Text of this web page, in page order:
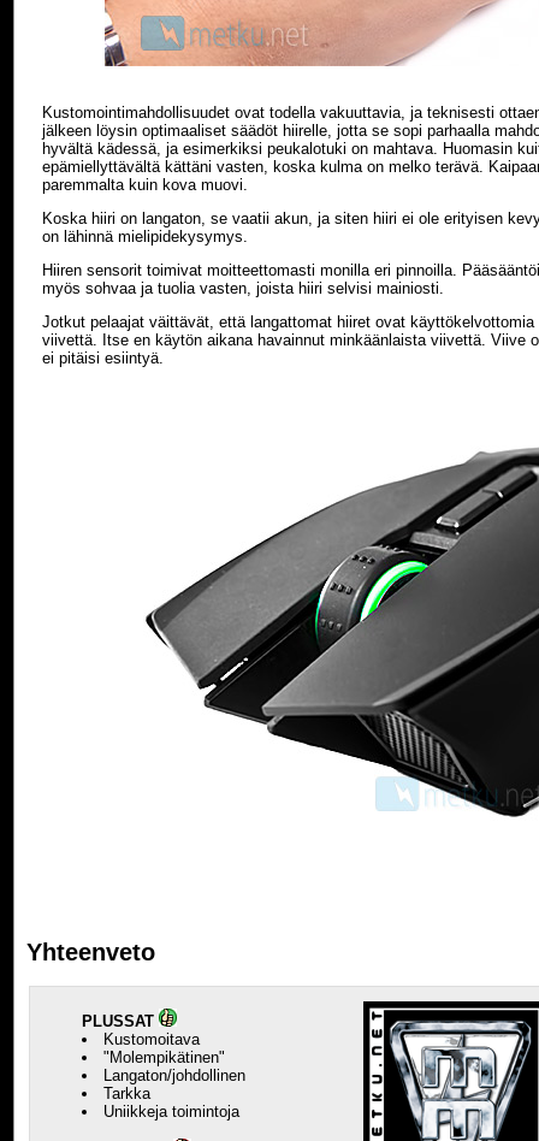
Kustomointimahdollisuudet ovat todella vakuuttavia, ja teknisesti
jälkeen löysin optimaaliset säädöt hiirelle, jotta se sopi parhaalla
hyvältä kädessä, ja esimerkiksi peukalotuki on mahtava. Huomasin
epämiellyttävältä kättäni vasten, koska kulma on melko terävä.
paremmalta kuin kova muovi.
Koska hiiri on langaton, se vaatii akun, ja siten hiiri ei ole erityisen
on lähinnä mielipidekysymys.
Hiiren sensorit toimivat moitteettomasti monilla eri pinnoilla.
myös sohvaa ja tuolia vasten, joista hiiri selvisi mainiosti.
Jotkut pelaajat väittävät, että langattomat hiiret ovat
viivettä. Itse en käytön aikana havainnut minkäänlaista viivettä. Viive
ei pitäisi esiintyä.
Yhteenveto
PLUSSAT
Kustomoitava
"Molempikätinen"
Langaton/johdollinen
Tarkka
Uniikkeja toimintoja